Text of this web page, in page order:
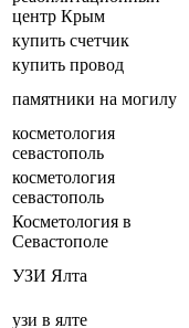
центр Крым
купить счетчик
купить провод
памятники на могилу
косметология
севастополь
косметология
севастополь
Косметология в
Севастополе
УЗИ Ялта
узи в ялте